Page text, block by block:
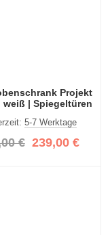
Projekt
weiß | Spiegeltüren
5-7 Werktage
€ 239,00 €